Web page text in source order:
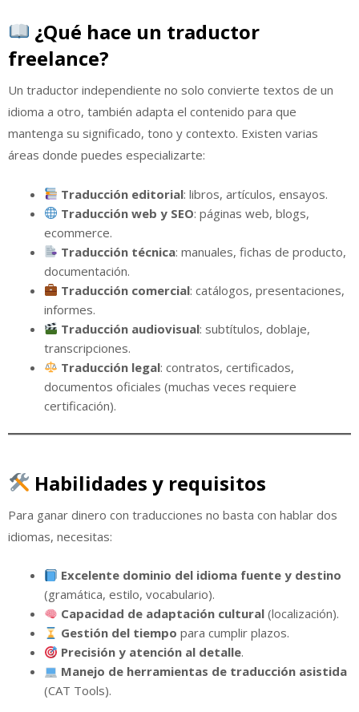
¿Qué hace un traductor
freelance?
Un traductor independiente no solo convierte textos de un
idioma a otro, también adapta el contenido para que
mantenga su significado, tono y contexto. Existen varias
áreas donde puedes especializarte:
Traducción editorial: libros, artículos, ensayos.
Traducción web y SEO: páginas web, blogs,
ecommerce.
Traducción técnica: manuales, fichas de producto,
documentación.
Traducción comercial: catálogos, presentaciones,
informes.
Traducción audiovisual: subtítulos, doblaje,
transcripciones.
Traducción legal: contratos, certificados,
documentos oficiales (muchas veces requiere
certificación).
Habilidades y requisitos
Para ganar dinero con traducciones no basta con hablar dos
idiomas, necesitas:
Excelente dominio del idioma fuente y destino
(gramática, estilo, vocabulario).
Capacidad de adaptación cultural (localización).
Gestión del tiempo para cumplir plazos.
Precisión y atención al detalle.
Manejo de herramientas de traducción asistida
(CAT Tools).